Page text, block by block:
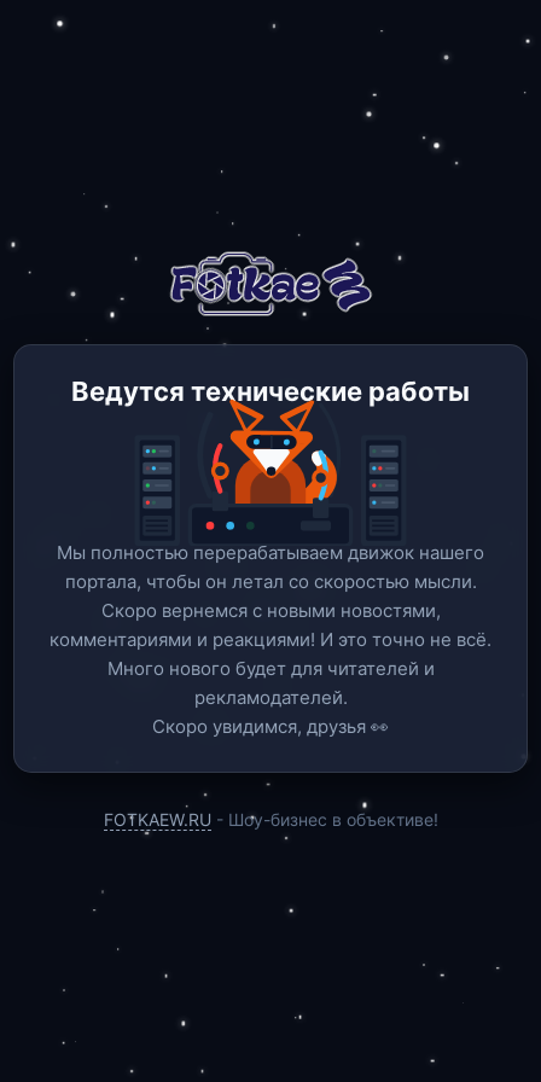
Ведутся технические работы
Мы полностью перерабатываем движок нашего
портала, чтобы он летал со скоростью мысли.
Скоро вернемся c новыми новостями,
комментариями и реакциями! И это точно не всё.
Много нового будет для читателей и
рекламодателей.
Скоро увидимся, друзья 👀
FOTKAEW.RU - Шоу-бизнес в объективе!